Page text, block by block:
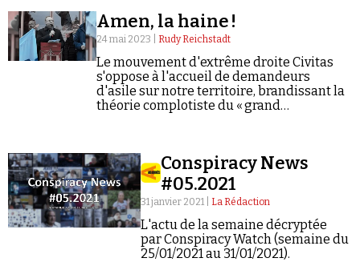
Demander à Vera
Amen, la haine !
24 mai 2023 | Rudy Reichstadt
Le mouvement d'extrême droite Civitas
s'oppose à l'accueil de demandeurs
d'asile sur notre territoire, brandissant la
théorie complotiste du « grand
Conspiracy News
#05.2021
31 janvier 2021 | La Rédaction
L'actu de la semaine décryptée
par Conspiracy Watch (semaine du
25/01/2021 au 31/01/2021).